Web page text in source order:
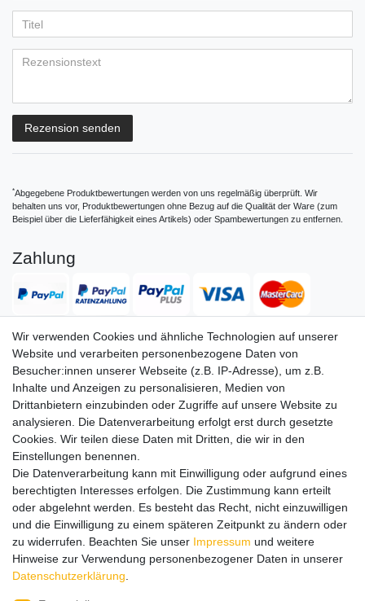
5
Bewertungssternen
5
Bewertungssternen
5
Bewertungssternen
5
Bewertungssternen
5
Bewertungssternen
Anzeigename
(optional)
Rezension senden
*Abgegebene Produktbewertungen werden von uns regelmäßig überprüft. Wir
behalten uns vor, Produktbewertungen ohne Bezug auf die Qualität der Ware (zum
Beispiel über die Lieferfähigkeit eines Artikels) oder Spambewertungen zu entfernen.
Zahlung
Versand
Service Service
Info Info
Kontakt Kontakt
ImpressumAGB DatenschutzWiderruf Vertrag widerrufen
Alle Preise in Euro inkl. gesetzl. MwSt. zzgl. Versandkosten
nicht anders beschrieben. Änderungen und Irrtümer vorbehalten.
Abbildungen ähnlich.
Wir verwenden Cookies und ähnliche Technologien auf unserer
Website und verarbeiten personenbezogene Daten von
Besucher:innen unserer Webseite (z.B. IP-Adresse), um z.B.
Inhalte und Anzeigen zu personalisieren, Medien von
Drittanbietern einzubinden oder Zugriffe auf unsere Website zu
analysieren. Die Datenverarbeitung erfolgt erst durch gesetzte
Cookies. Wir teilen diese Daten mit Dritten, die wir in den
Einstellungen benennen.
Die Datenverarbeitung kann mit Einwilligung oder aufgrund eines
berechtigten Interesses erfolgen. Die Zustimmung kann erteilt
oder abgelehnt werden. Es besteht das Recht, nicht einzuwilligen
und die Einwilligung zu einem späteren Zeitpunkt zu ändern oder
zu widerrufen. Beachten Sie unser Impressum und weitere
Hinweise zur Verwendung personenbezogener Daten in unserer
Daten­schutz­erklärung